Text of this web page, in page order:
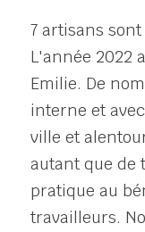
7 artisans
L'année 2022
Emilie. De
interne et
ville et
autant que de
pratique au
travailleurs.